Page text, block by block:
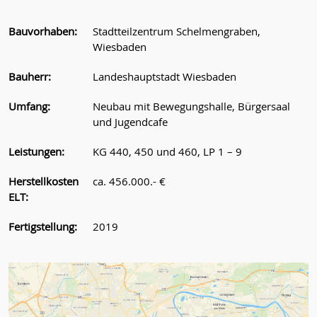
Bauvorhaben:
Stadtteilzentrum Schelmengraben,
Wiesbaden
Bauherr: Landeshauptstadt Wiesbaden
Umfang:
Neubau mit Bewegungshalle, Bürgersaal
und Jugendcafe
Leistungen: KG 440, 450 und 460, LP 1 – 9
Herstellkosten
ELT:
ca. 456.000.- €
Fertigstellung: 2019